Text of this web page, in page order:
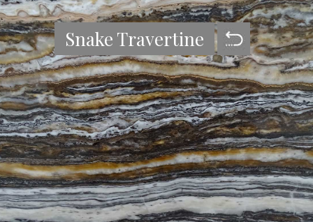
Snake Travertine